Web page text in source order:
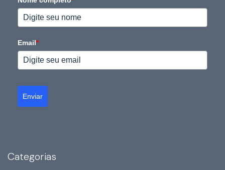
Email*
Enviar
Categorias